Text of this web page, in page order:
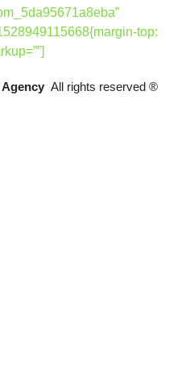
top:
Agency All rights reserved ®